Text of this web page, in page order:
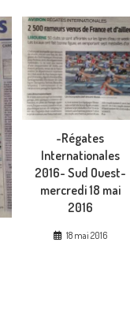
-Régates
Internationales
2016- Sud Ouest-
mercredi 18 mai
2016
18 mai 2016